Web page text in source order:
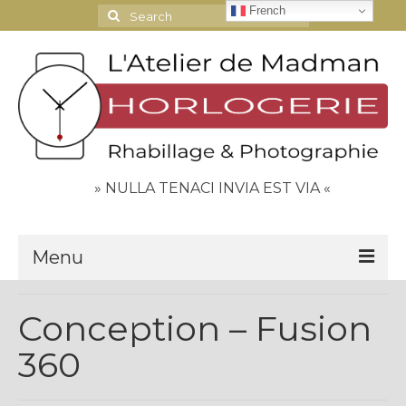
Search
for:
» NULLA TENACI INVIA EST VIA «
Menu
Contact
Espace Clients
Conception – Fusion
360
French